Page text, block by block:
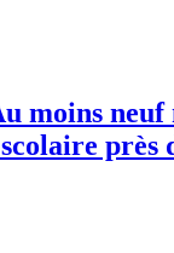
moins neuf
près